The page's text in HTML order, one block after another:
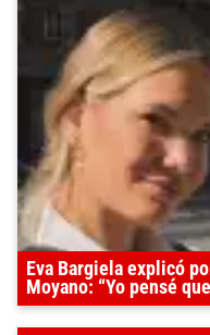
Eva Bargiela explicó
Moyano: “Yo pensé